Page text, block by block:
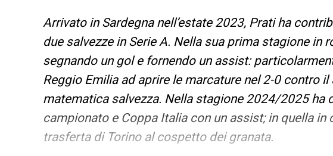
Arrivato in Sardegna nell’estate 2023, Prati ha
due salvezze in Serie A. Nella sua prima stagione in
segnando un gol e fornendo un assist:
Reggio Emilia ad aprire le marcature nel 2-0 contro
matematica salvezza. Nella stagione 2024/2025 ha
campionato e Coppa Italia con un assist; in quella
trasferta di Torino al cospetto dei granata.